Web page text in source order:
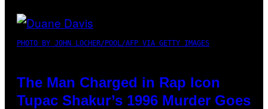
PHOTO BY JOHN LOCHER/POOL/AFP VIA GETTY IMAGES
The Man Charged in Rap Icon
Tupac Shakur’s 1996 Murder Goes